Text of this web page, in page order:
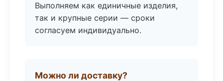
Выполняем как единичные изделия,
так и крупные серии — сроки
согласуем индивидуально.
Можно ли доставку?